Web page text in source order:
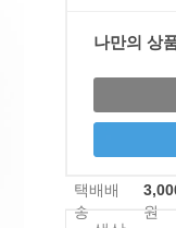
나만의 상
택배배
송
원